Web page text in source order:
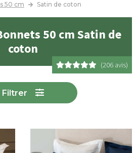
50 cm
Satin de coton
50 cm Satin de
coton
(206 avis)
Filtrer